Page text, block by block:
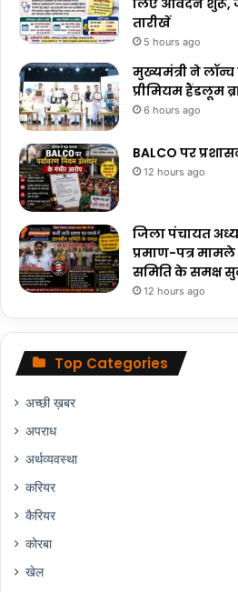
लिए आवेदन शुरू,
तारीखें
5 hours ago
मुख्यमंत्री ने
प्रीमियम हैंडलूम
6 hours ago
BALCO पर
12 hours ago
जिला पंचायत
प्रमाण-पत्र
समिति के समक्ष
12 hours ago
Top Categories
अच्छी ख़बर
अपराध
अर्थव्यवस्था
करियर
कैरियर
कोरबा
खेल